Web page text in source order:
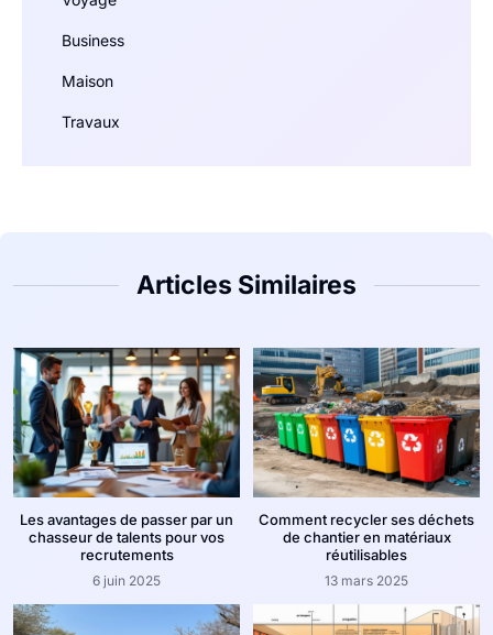
Business
Maison
Travaux
Articles Similaires
Les avantages de passer par un
chasseur de talents pour vos
recrutements
6 juin 2025
Comment recycler ses déchets
de chantier en matériaux
réutilisables
13 mars 2025